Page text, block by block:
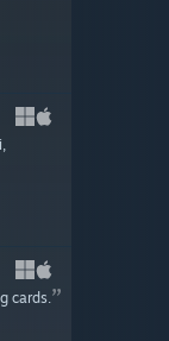
cards.